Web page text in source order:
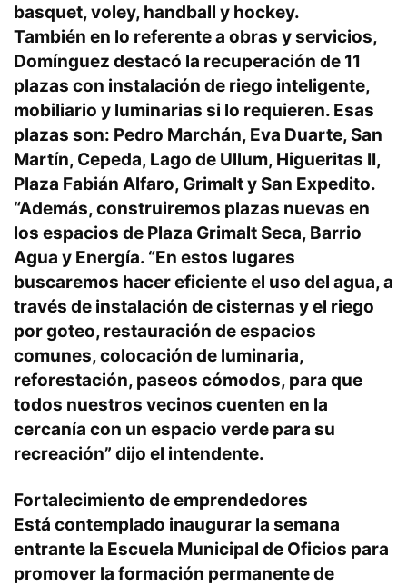
basquet, voley, handball y hockey.
También en lo referente a obras y servicios,
Domínguez destacó la recuperación de 11
plazas con instalación de riego inteligente,
mobiliario y luminarias si lo requieren. Esas
plazas son: Pedro Marchán, Eva Duarte, San
Martín, Cepeda, Lago de Ullum, Higueritas II,
Plaza Fabián Alfaro, Grimalt y San Expedito.
“Además, construiremos plazas nuevas en
los espacios de Plaza Grimalt Seca, Barrio
Agua y Energía. “En estos lugares
buscaremos hacer eficiente el uso del agua, a
través de instalación de cisternas y el riego
por goteo, restauración de espacios
comunes, colocación de luminaria,
reforestación, paseos cómodos, para que
todos nuestros vecinos cuenten en la
cercanía con un espacio verde para su
recreación” dijo el intendente.
Fortalecimiento de emprendedores
Está contemplado inaugurar la semana
entrante la Escuela Municipal de Oficios para
promover la formación permanente de